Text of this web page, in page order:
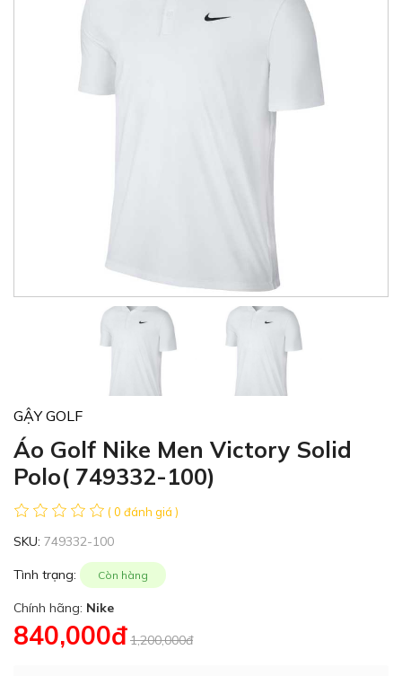
GẬY GOLF
Áo Golf Nike Men Victory Solid
Polo( 749332-100)
( 0 đánh giá )
SKU: 749332-100
Tình trạng: Còn hàng
Chính hãng: Nike
840,000đ 1,200,000đ